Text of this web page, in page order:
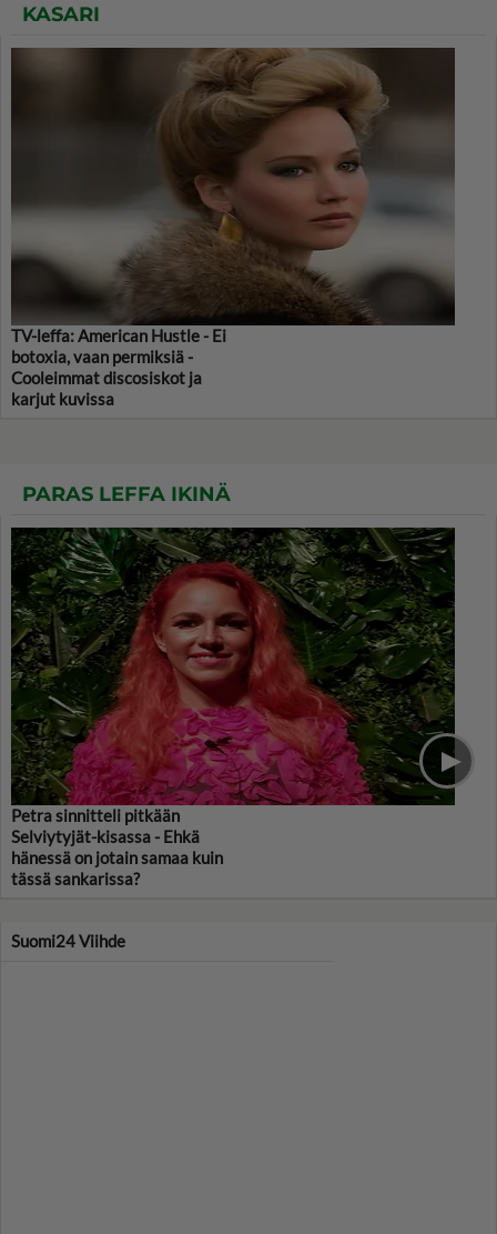
KASARI
TV-leffa: American Hustle - Ei
botoxia, vaan permiksiä -
Cooleimmat discosiskot ja
karjut kuvissa
PARAS LEFFA IKINÄ
Petra sinnitteli pitkään
Selviytyjät-kisassa - Ehkä
hänessä on jotain samaa kuin
tässä sankarissa?
Suomi24 Viihde